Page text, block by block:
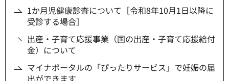
1か月児健康診査について［令和8年10月1日以降に
受診する場合］
出産・子育て応援事業（国の出産・子育て応援給付
金）について
マイナポータルの「ぴったりサービス」で妊娠の届